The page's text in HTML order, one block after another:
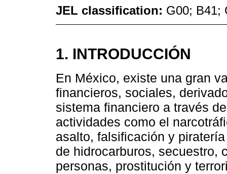
JEL classification: G00; B41;
1. INTRODUCCIÓN
En México, existe una gran
financieros, sociales,
sistema financiero a través
actividades como el
asalto, falsificación y
de hidrocarburos, secuestro,
personas, prostitución y